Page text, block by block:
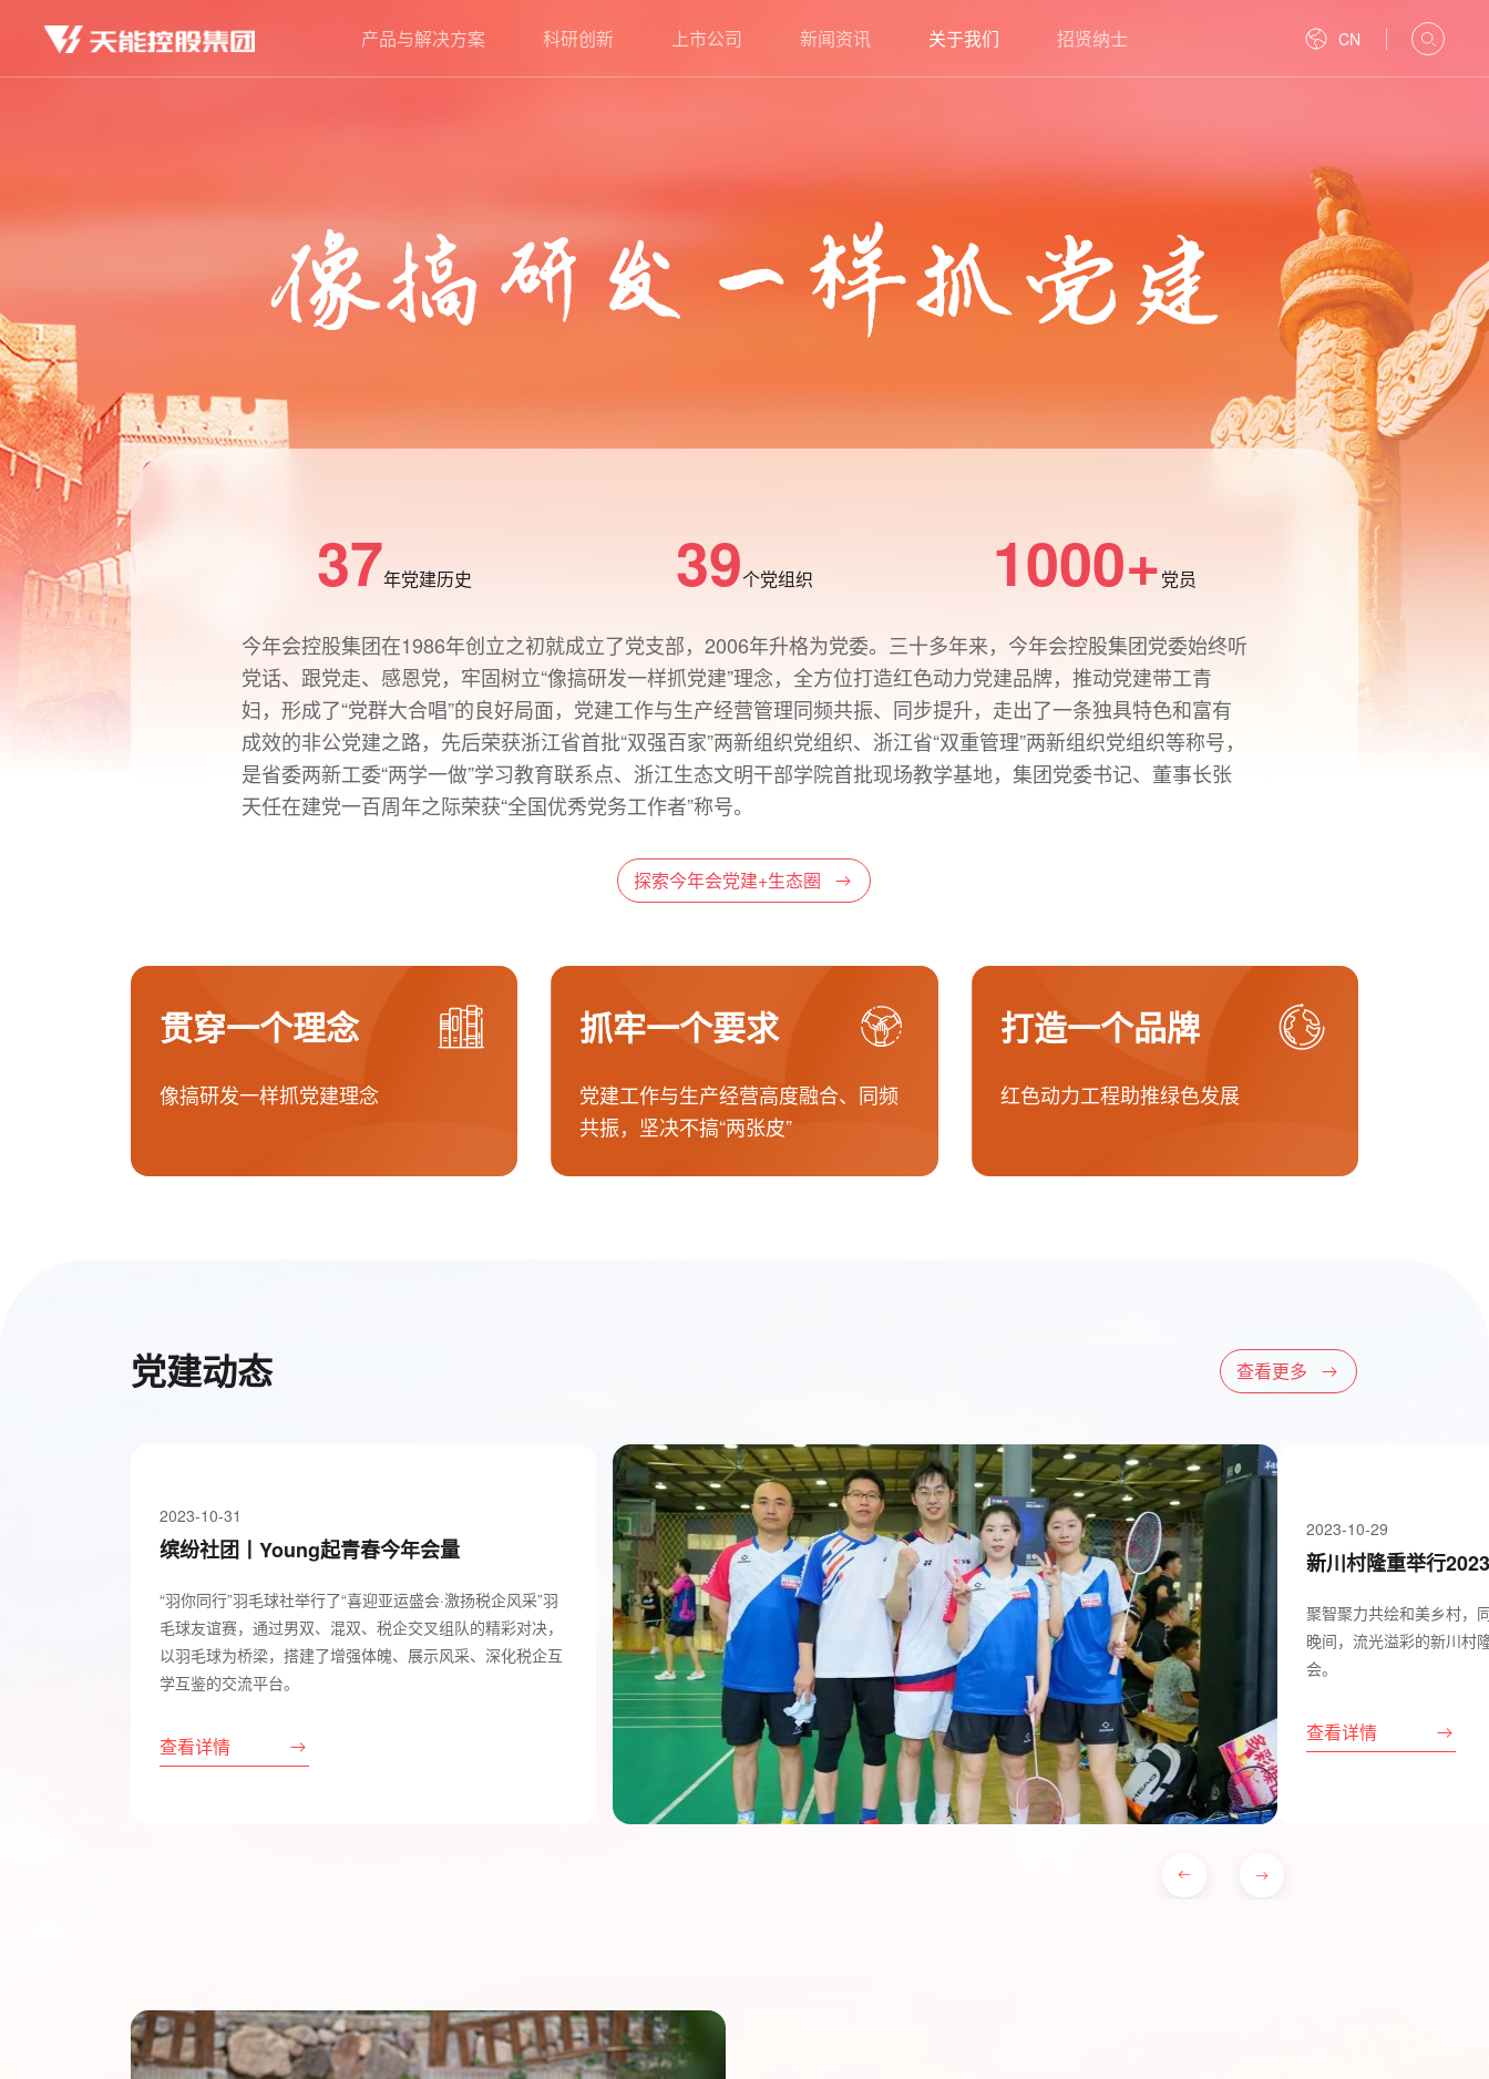
产品与解决方案 科研创新 上市公司 新闻资讯 关于我们 招贤纳士 CN
37年党建历史 39个党组织 1000+党员
今年会控股集团在1986年创立之初就成立了党支部，2006年升格为党委。三十多年来，今年会控股集团党委始终听
党话、跟党走、感恩党，牢固树立“像搞研发一样抓党建”理念，全方位打造红色动力党建品牌，推动党建带工青
妇，形成了“党群大合唱”的良好局面，党建工作与生产经营管理同频共振、同步提升，走出了一条独具特色和富有
成效的非公党建之路，先后荣获浙江省首批“双强百家”两新组织党组织、浙江省“双重管理”两新组织党组织等称号，
是省委两新工委“两学一做”学习教育联系点、浙江生态文明干部学院首批现场教学基地，集团党委书记、董事长张
天任在建党一百周年之际荣获“全国优秀党务工作者”称号。
探索今年会党建+生态圈
贯穿一个理念
像搞研发一样抓党建理念
抓牢一个要求
党建工作与生产经营高度融合、同频
共振，坚决不搞“两张皮”
打造一个品牌
红色动力工程助推绿色发展
党建动态 查看更多
2023-10-31
缤纷社团丨Young起青春今年会量
“羽你同行”羽毛球社举行了“喜迎亚运盛会·激扬税企风采”羽
毛球友谊赛，通过男双、混双、税企交叉组队的精彩对决，
以羽毛球为桥梁，搭建了增强体魄、展示风采、深化税企互
学互鉴的交流平台。
查看详情
2023-10-29
新川村隆重举行
聚智聚力共绘和美乡村，
晚间，流光溢彩的新川村
会。
查看详情